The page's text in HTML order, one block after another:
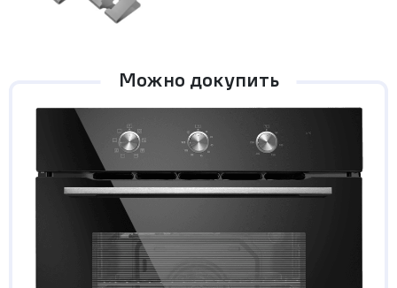
Можно докупить